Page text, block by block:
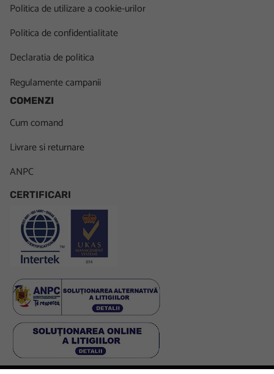
Politica de utilizare a cookie-urilor
Politica de confidentialitate
Declaratia de politica
Regulamente campanii
COMENZI
Cum comand
Livrare si returnare
ANPC
CERTIFICARI